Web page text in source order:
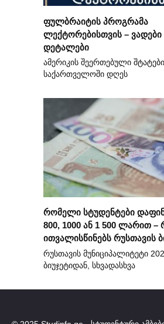
ფულბრაიტის პროგრამა
ლექტორებისთვის – ვადები
დეტალები
ამერიკის შეერთებული
საქართველოში დღეს
რომელი სტუდენტები
800, 1000 ან 1 500 ლარით –
ითვალისწინებს რუსთავის
რუსთავის მუნიციპალიტეტი
ბიუჯეტიდან, სხვადასხვა